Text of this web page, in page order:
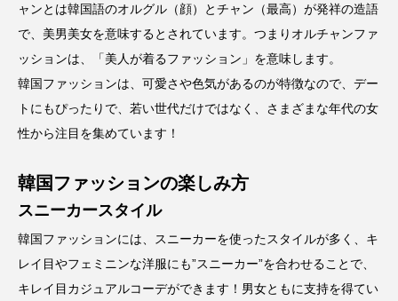
ャンとは韓国語のオルグル（顔）とチャン（最高）が発祥の造語
で、美男美女を意味するとされています。つまりオルチャンファ
ッションは、「美人が着るファッション」を意味します。
韓国ファッションは、可愛さや色気があるのが特徴なので、デー
トにもぴったりで、若い世代だけではなく、さまざまな年代の女
性から注目を集めています！
韓国ファッションの楽しみ方
スニーカースタイル
韓国ファッションには、スニーカーを使ったスタイルが多く、キ
レイ目やフェミニンな洋服にも”スニーカー”を合わせることで、
キレイ目カジュアルコーデができます！男女ともに支持を得てい